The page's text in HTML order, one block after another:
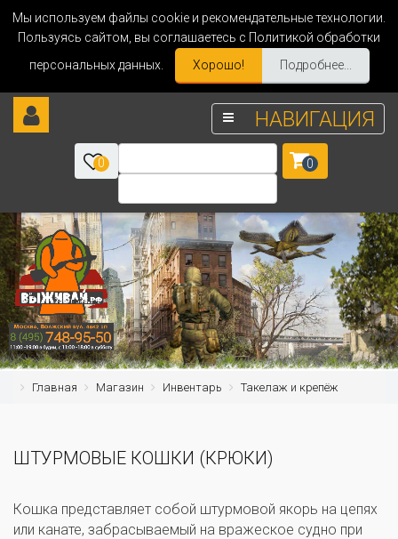
Мы используем файлы cookie и рекомендательные технологии.
Пользуясь сайтом, вы соглашаетесь с Политикой обработки
персональных данных.
Хорошо! Подробнее...
НАВИГАЦИЯ
0 0
Главная Магазин Инвентарь Такелаж и крепёж
ШТУРМОВЫЕ КОШКИ (КРЮКИ)
Кошка представляет собой штурмовой якорь на цепях
или канате, забрасываемый на вражеское судно при